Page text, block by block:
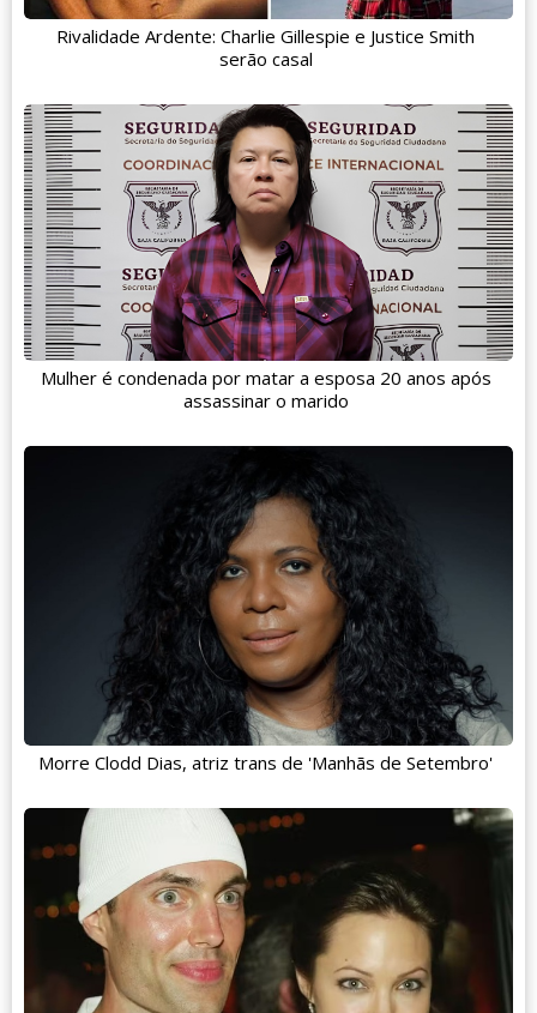
Rivalidade Ardente: Charlie Gillespie e Justice Smith
serão casal
Mulher é condenada por matar a esposa 20 anos após
assassinar o marido
Morre Clodd Dias, atriz trans de 'Manhãs de Setembro'